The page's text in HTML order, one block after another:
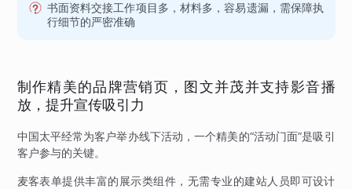
书面资料交接工作项目多，材料多，容易遗漏，需保障执
行细节的严密准确
制作精美的品牌营销页，图文并茂并支持影音播
放，提升宣传吸引力
中国太平经常为客户举办线下活动，一个精美的“活动门面”是吸引
客户参与的关键。
麦客表单提供丰富的展示类组件，无需专业的建站人员即可设计